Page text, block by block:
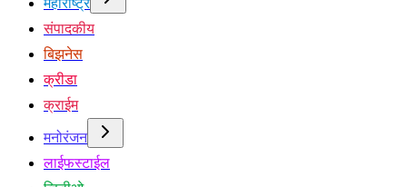
महाराष्ट्र
संपादकीय
बिझनेस
क्रीडा
क्राईम
मनोरंजन
लाईफस्टाईल